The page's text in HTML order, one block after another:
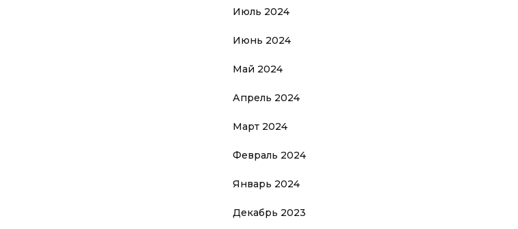
Июль 2024
Июнь 2024
Май 2024
Апрель 2024
Март 2024
Февраль 2024
Январь 2024
Декабрь 2023